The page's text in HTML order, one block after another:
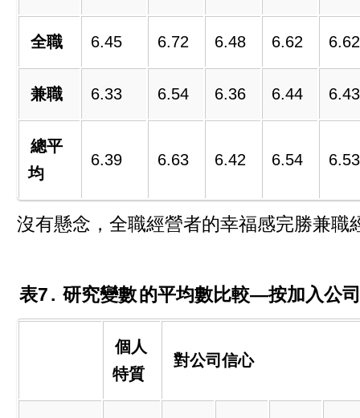
全職 6.45 6.72 6.48 6.62 6.62
兼職 6.33 6.54 6.36 6.44 6.43
總平
均
6.39 6.63 6.42 6.54 6.53
沒有懸念，全職經營者的幸福感完勝兼職
表7. 研究變數的平均數比較—按加入公
個人
特質
對公司信心